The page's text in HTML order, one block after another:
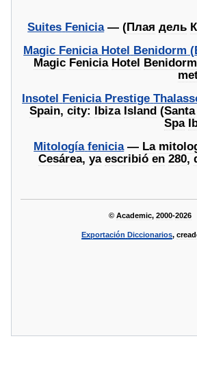
Suites Fenicia— (Плая дель
Magic Fenicia Hotel Benidorm (
Magic Fenicia Hotel Benidorm
Insotel Fenicia Prestige
Spain, city: Ibiza Island (Santa
Spa
Mitología fenicia— La
Cesárea,ya escribió en 280,
© Academic, 2000-2026
Exportación Diccionarios,